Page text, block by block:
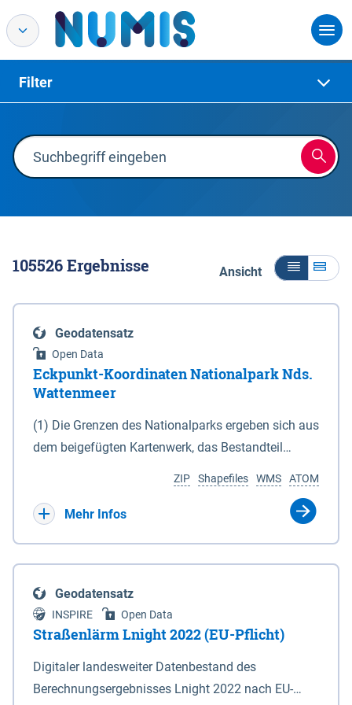
Filter
105526Ergebnisse Ansicht
Geodatensatz
Open Data
Eckpunkt-Koordinaten Nationalpark Nds.
Wattenmeer
(1) Die Grenzen des Nationalparks ergeben sich aus
dem beigefügten Kartenwerk, das Bestandteil
(DTK) im Maßstab 1 : 100 000 (Anlage 2), 2.
verkleinerte Amtliche Karte 1 : 5 000 (AK5) im
projizierte Koordinaten im Europäischen
Terrestrischen Referenzsystem 1989 (ETRS 89) mit
der Universalen Transversalen Mercator-Abbildung
bezogen auf die Zone 32 N (UTM 32N) dargestellt
(Anlage 4); Gleiches gilt für die geografischen
ATOM
WMS
Shapefiles
ZIP
Mehr Infos
Geodatensatz
INSPIRE Open Data
Straßenlärm Lnight 2022 (EU-Pflicht)
Digitaler landesweiter Datenbestand des
Berechnungsergebnisses Lnight 2022 nach EU-